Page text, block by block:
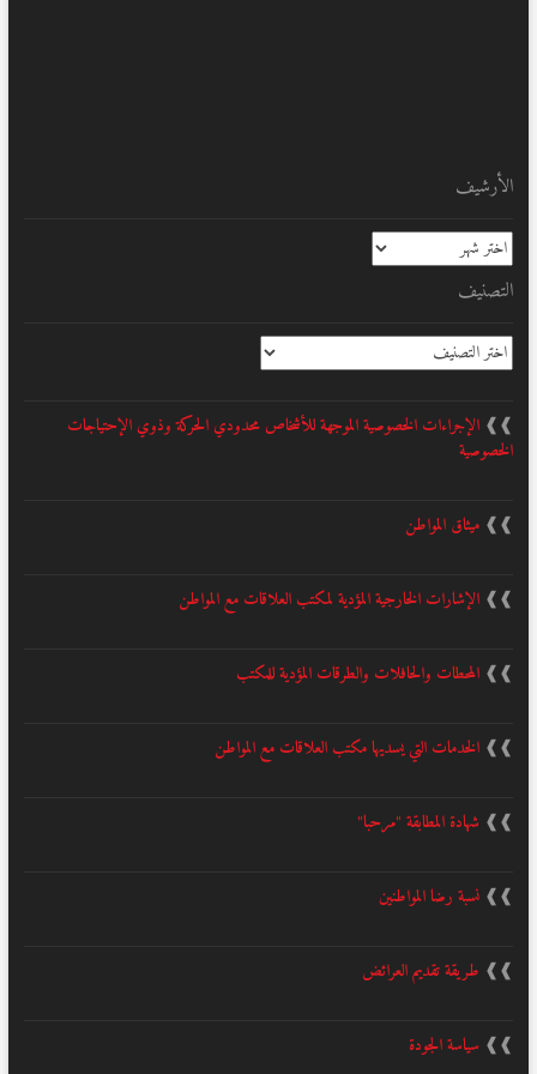
الأرشيف
الأرشيف
التصنيف
التصنيف
❱❱ الإجراءات الخصوصية الموجهة للأشخاص محدودي الحركة وذوي الإحتياجات
الخصوصية
❱❱ ميثاق المواطن
❱❱ الإشارات الخارجية المؤدية لمكتب العلاقات مع المواطن
❱❱ المحطات والحافلات والطرقات المؤدية للمكتب
❱❱ الخدمات التي يسديها مكتب العلاقات مع المواطن
❱❱ شهادة المطابقة "مرحبا"
❱❱ نسبة رضا المواطنين
❱❱ طريقة تقديم العرائض
❱❱ سياسة الجودة